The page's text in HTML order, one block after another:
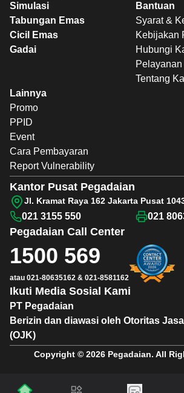
Simulasi
Tabungan Emas
Cicil Emas
Gadai
Bantuan
Syarat &
Kebijakan
Hubungi
Tentang
Lainnya
Promo
PPID
Event
Cara Pembayaran
Report Vulnerability
PT Pegadaian
Berizin dan diawasi oleh Otoritas
(OJK)
Ikuti Media Sosial Kami
Pegadaian Call Center
1500 569
atau 021-80635162 & 021-8581162
Kantor Pusat Pegadaian
Jl. Kramat Raya 162 Jakarta Pusat
021 3155 550 021
Copyright © 2026 Pegadaian. All